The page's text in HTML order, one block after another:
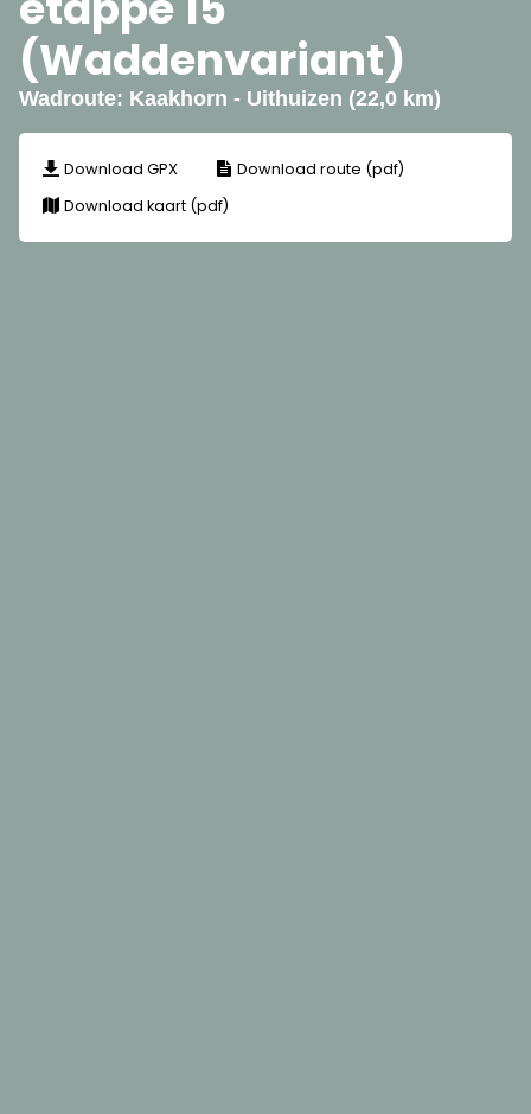
(Waddenvariant)
Wadroute: Kaakhorn - Uithuizen (22,0 km)
Download GPX
Download route (pdf)
Download kaart (pdf)